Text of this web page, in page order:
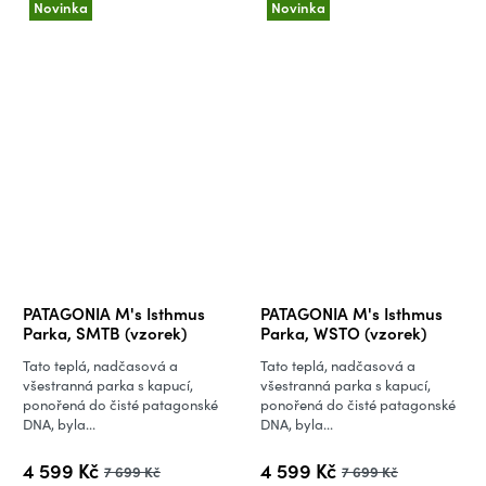
Novinka
PATAGONIA M's Isthmus
Parka, SMTB (vzorek)
4 599 Kč 7 699 Kč
Tato teplá, nadčasová a
všestranná parka s kapucí,
ponořená do čisté patagonské
DNA, byla...
Novinka
PATAGONIA M's Isthmus
Parka, WSTO (vzorek)
4 599 Kč 7 699 Kč
Tato teplá, nadčasová a
všestranná parka s kapucí,
ponořená do čisté patagonské
DNA, byla...